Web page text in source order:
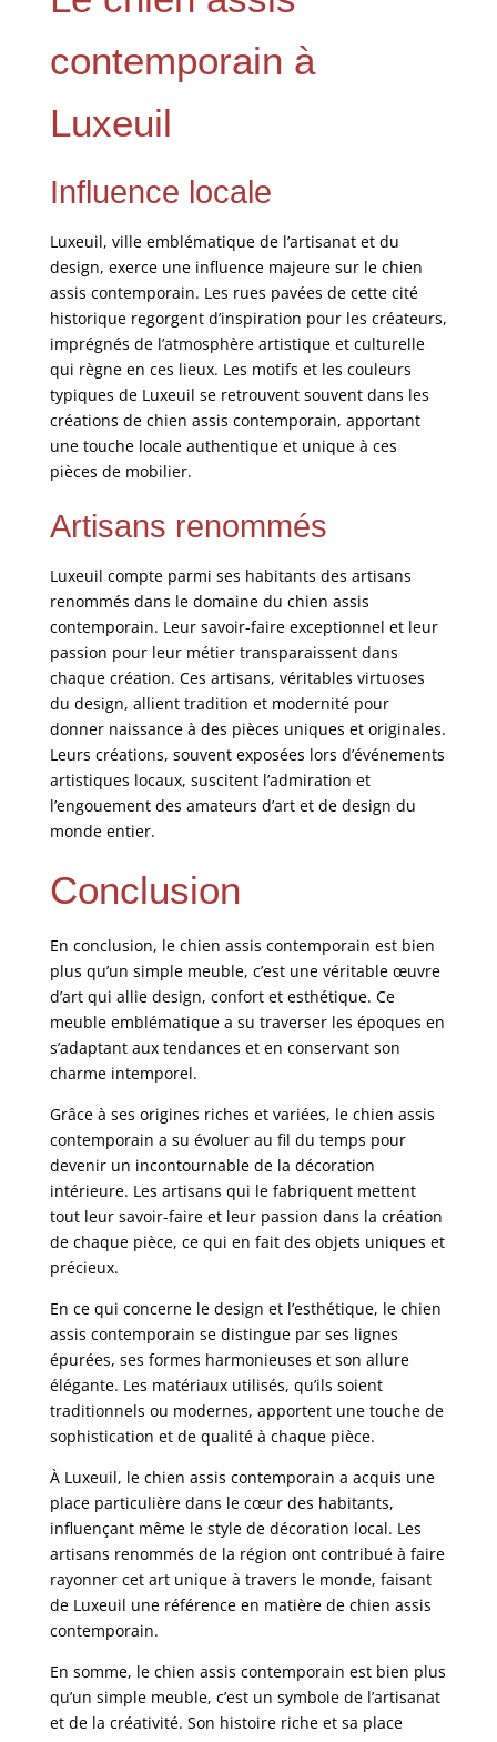
contemporain à
Luxeuil
Influence locale
Luxeuil, ville emblématique de l’artisanat et du
design, exerce une influence majeure sur le chien
assis contemporain. Les rues pavées de cette cité
historique regorgent d’inspiration pour les créateurs,
imprégnés de l’atmosphère artistique et culturelle
qui règne en ces lieux. Les motifs et les couleurs
typiques de Luxeuil se retrouvent souvent dans les
créations de chien assis contemporain, apportant
une touche locale authentique et unique à ces
pièces de mobilier.
Artisans renommés
Luxeuil compte parmi ses habitants des artisans
renommés dans le domaine du chien assis
contemporain. Leur savoir-faire exceptionnel et leur
passion pour leur métier transparaissent dans
chaque création. Ces artisans, véritables virtuoses
du design, allient tradition et modernité pour
donner naissance à des pièces uniques et originales.
Leurs créations, souvent exposées lors d’événements
artistiques locaux, suscitent l’admiration et
l’engouement des amateurs d’art et de design du
monde entier.
Conclusion
En conclusion, le chien assis contemporain est bien
plus qu’un simple meuble, c’est une véritable œuvre
d’art qui allie design, confort et esthétique. Ce
meuble emblématique a su traverser les époques en
s’adaptant aux tendances et en conservant son
charme intemporel.
Grâce à ses origines riches et variées, le chien assis
contemporain a su évoluer au fil du temps pour
devenir un incontournable de la décoration
intérieure. Les artisans qui le fabriquent mettent
tout leur savoir-faire et leur passion dans la création
de chaque pièce, ce qui en fait des objets uniques et
précieux.
En ce qui concerne le design et l’esthétique, le chien
assis contemporain se distingue par ses lignes
épurées, ses formes harmonieuses et son allure
élégante. Les matériaux utilisés, qu’ils soient
traditionnels ou modernes, apportent une touche de
sophistication et de qualité à chaque pièce.
À Luxeuil, le chien assis contemporain a acquis une
place particulière dans le cœur des habitants,
influençant même le style de décoration local. Les
artisans renommés de la région ont contribué à faire
rayonner cet art unique à travers le monde, faisant
de Luxeuil une référence en matière de chien assis
contemporain.
En somme, le chien assis contemporain est bien plus
qu’un simple meuble, c’est un symbole de l’artisanat
et de la créativité. Son histoire riche et sa place